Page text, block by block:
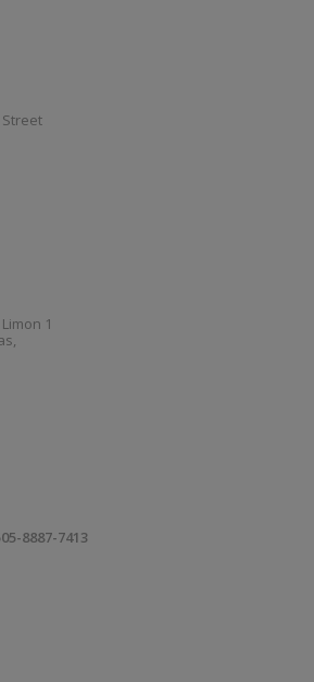
Street
1
8887-7413